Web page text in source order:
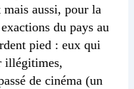
aussi, pour la
du pays au
pied : eux qui
illégitimes,
de cinéma (un